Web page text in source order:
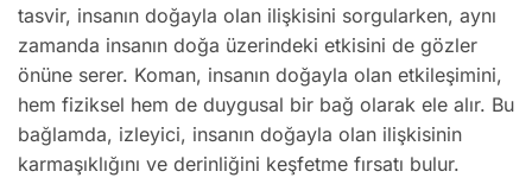
tasvir, insanın doğayla olan ilişkisini sorgularken, aynı
zamanda insanın doğa üzerindeki etkisini de gözler
önüne serer. Koman, insanın doğayla olan etkileşimini,
hem fiziksel hem de duygusal bir bağ olarak ele alır. Bu
bağlamda, izleyici, insanın doğayla olan ilişkisinin
karmaşıklığını ve derinliğini keşfetme fırsatı bulur.